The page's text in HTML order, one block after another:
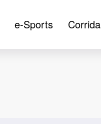
e-Sports Corrida